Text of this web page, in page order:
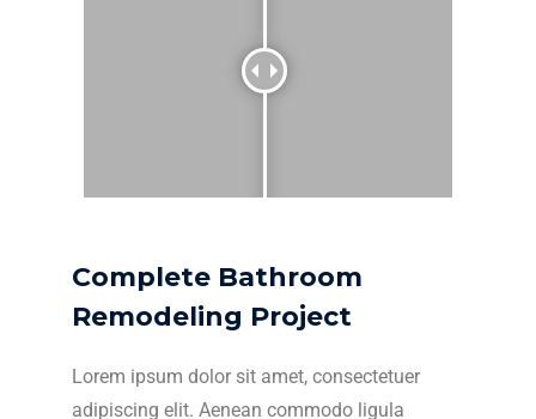
Complete Bathroom
Remodeling Project
Lorem ipsum dolor sit amet, consectetuer
adipiscing elit. Aenean commodo ligula